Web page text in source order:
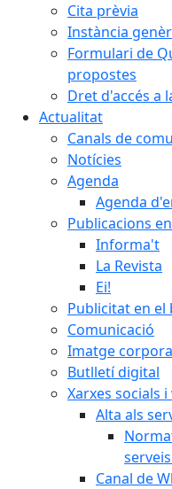
Cita prèvia
Instància
Formulari de
propostes
Dret d'accés a
Actualitat
Canals de
Notícies
Agenda
Agenda
Publicacions
Informa't
La Revista
Ei!
Publicitat en
Comunicació
Imatge
Butlletí digital
Xarxes socials i
Alta als
Canal de